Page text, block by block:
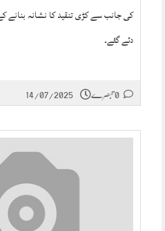
کی جانب سے کڑی تنقید کا نشانہ بنانے
دئے گئے۔
14/07/2025